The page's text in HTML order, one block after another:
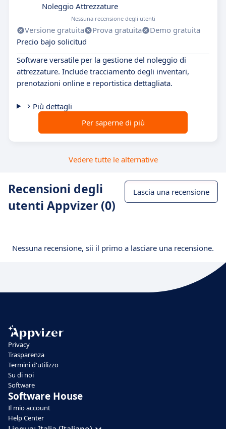
Noleggio Attrezzature
Nessuna recensione degli utenti
Versione gratuita Prova gratuita
Demo gratuita
Precio bajo solicitud
Software versatile per la gestione del noleggio di
attrezzature. Include tracciamento degli inventari,
prenotazioni online e reportistica dettagliata.
Più dettagli
Per saperne di più
Vedere tutte le alternative
Recensioni degli
utenti Appvizer (0)
Lascia una recensione
Nessuna recensione, sii il primo a lasciare una recensione.
Privacy
Trasparenza
Termini d'utilizzo
Su di noi
Software
Software House
Il mio account
Help Center